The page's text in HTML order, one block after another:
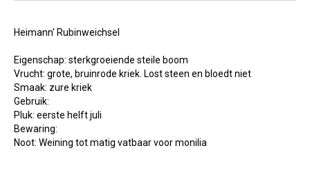
Heimann' Rubinweichsel
Eigenschap: sterkgroeiende steile boom
Vrucht: grote, bruinrode kriek. Lost steen en bloedt niet
Smaak: zure kriek
Gebruik:
Pluk: eerste helft juli
Bewaring:
Noot: Weining tot matig vatbaar voor monilia